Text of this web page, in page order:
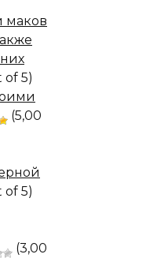
маков
of 5)
(5,00
of 5)
(3,00